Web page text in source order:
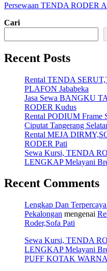
Persewaan TENDA RODER
Cari
Recent Posts
Rental TENDA
PLAFON Jababeka
Jasa Sewa BANGKU
RODER Kudus
Rental PODIUM Frame
Ciputat Tangerang
Rental MEJA
RODER Pati
Sewa Kursi, TENDA
LENGKAP Melayani
Recent Comments
Lengkap Dan
Pekalongan mengenai
Roder,Sofa Pati
Sewa Kursi, TENDA
LENGKAP Melayani
PUFF KOTAK